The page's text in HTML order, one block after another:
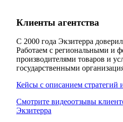
Клиенты агентства
С 2000 года Экзитерра
Работаем с региональными и
производителями товаров и
государственными
Кейсы с описанием стратегий
Смотрите видеоотзывы
Экзитерра